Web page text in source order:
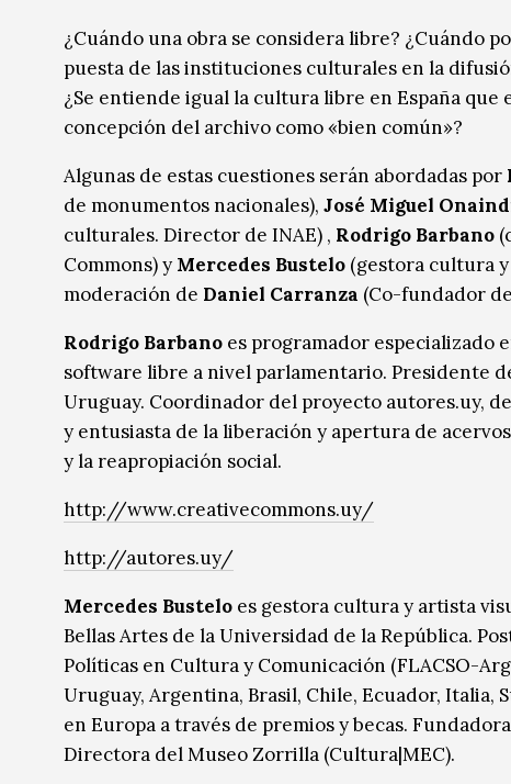
Música
Sin categoríaSin categoría
¿Cuándo una obra se considera libre? ¿Cuándo
puesta de las instituciones culturales en la
¿Se entiende igual la cultura libre en España
concepción del archivo como «bien común»?
Algunas de estas cuestiones serán abordadas por
de monumentos nacionales), José Miguel
culturales. Director de INAE) , Rodrigo Barbano
Commons) y Mercedes Bustelo (gestora cultura
moderación de Daniel Carranza (Co-fundador
Rodrigo Barbano es programador especializado
software libre a nivel parlamentario. Presidente
Uruguay. Coordinador del proyecto autores.uy,
y entusiasta de la liberación y apertura de
y la reapropiación social.
http://www.creativecommons.uy/
http://autores.uy/
Mercedes Bustelo es gestora cultura y artista
Bellas Artes de la Universidad de la República.
Políticas en Cultura y Comunicación (FLACSO-
Uruguay, Argentina, Brasil, Chile, Ecuador, Italia,
en Europa a través de premios y becas.
Directora del Museo Zorrilla (Cultura|MEC).